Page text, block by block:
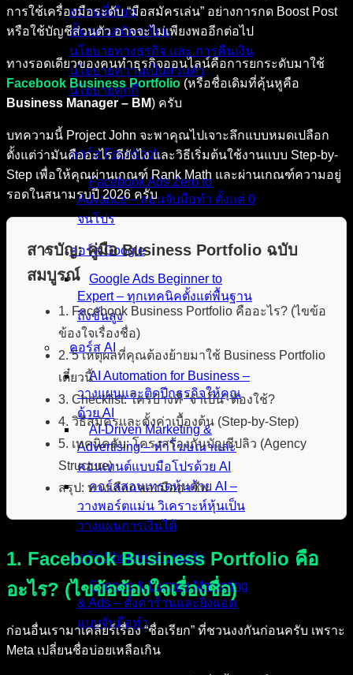
สถานที่เรียน
ขั้นตอนสมัครเรียน
นโยบายทางธุรกิจ และ การคืนเงิน
นโยบายความเป็นส่วนตัว
นโยบายคุกกี้
คอร์ส Facebook
Facebook Ads Zero to
Advance – สอนจับมือทำ ตั้งแต่ 0
จนโปร
คอร์ส Google
Google Ads Beginner to
Expert – ทุกเทคนิคตั้งแต่พื้นฐาน
ถึงขั้นสูง
คอร์ส AI
AI Automation for Business –
วางแผนและติดปีกธุรกิจให้คุณ
ด้วย AI
AI-Driven Marketing &
Advertising – ทำโฆษณาและ
คอนเทนต์แบบมือโปรด้วย AI
คอร์สสอนเทรดหุ้นด้วย AI –
วางพอร์ตแม่น วิเคราะห์หุ้นเป็น
วางแผนการเงินได้
คอร์ส Shopee & Lazada
Shopee & Lazada Marketing
& Ads – ตั้งค่าร้านและยิงแอด
แบบจับมือทำ
การใช้เครื่องมือระดับ “มือสมัครเล่น” อย่างการกด Boost Post
หรือใช้บัญชีส่วนตัว อาจจะไม่เพียงพออีกต่อไป
ทางรอดเดียวของคนทำธุรกิจออนไลน์คือการยกระดับมาใช้
Facebook Business Portfolio (หรือชื่อเดิมที่คุ้นหูคือ
Business Manager – BM) ครับ
บทความนี้ Project John จะพาคุณไปเจาะลึกแบบหมดเปลือก
ตั้งแต่ว่ามันคืออะไร ดียังไง และวิธีเริ่มต้นใช้งานแบบ Step-by-
Step เพื่อให้คุณผ่านเกณฑ์ Rank Math และผ่านเกณฑ์ความอยู่
รอดในสนามรบปี 2026 ครับ
สารบัญ: คู่มือ Business Portfolio ฉบับ
สมบูรณ์
1. Facebook Business Portfolio คืออะไร? (ไขข้อ
ข้องใจเรื่องชื่อ)
2. 5 เหตุผลที่คุณต้องย้ายมาใช้ Business Portfolio
เดี๋ยวนี้
3. Checklist: ใครบ้างที่ “จำเป็น” ต้องใช้?
4. วิธีสมัครและตั้งค่าเบื้องต้น (Step-by-Step)
5. เทคนิคลับ: โครงสร้างกันบัญชีปลิว (Agency
Structure)
สรุป: ทางเลือกของมืออาชีพ
1. Facebook Business Portfolio คือ
อะไร? (ไขข้อข้องใจเรื่องชื่อ)
ก่อนอื่นเรามาเคลียร์เรื่อง “ชื่อเรียก” ที่ชวนงงกันก่อนครับ เพราะ
Meta เปลี่ยนชื่อบ่อยเหลือเกิน